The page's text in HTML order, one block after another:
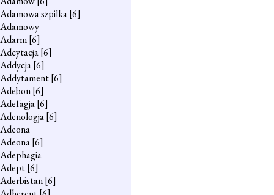
Adamowa szpilka[6]
Adamowy
Adarm[6]
Adcytacja[6]
Addycja[6]
Addytament[6]
Adebon[6]
Adefagja[6]
Adenologja[6]
Adeona
Adeona[6]
Adephagia
Adept[6]
Aderbistan[6]